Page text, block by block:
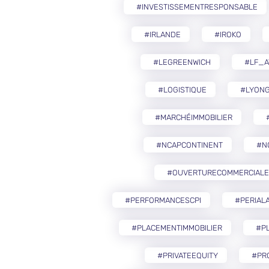
#INVESTISSEMENTRESPONSABLE
#IRLANDE #IROKO
#LEGREENWICH
#LOGISTIQUE
#MARCHÉIMMOBILIER
#NCAPCONTINENT
#OUVERTURECOMMERCIALE
#PERFORMANCESCPI
#PLACEMENTIMMOBILIER
#PRIVATEEQUITY